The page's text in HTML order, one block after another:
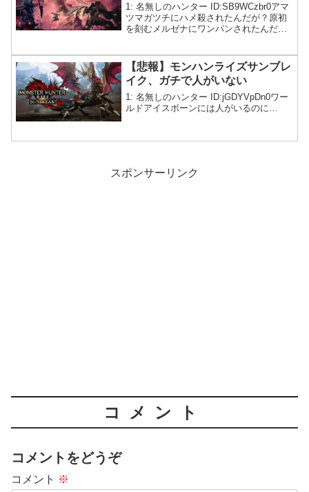
1: 名無しのハンター ID:SB9WCzbr0アマ
ツマガツチにハメ殺されたんだが？原初
を刻むメルゼナにワンパンされたんだ
【悲報】モンハンライズサンブレ
イク、ガチで人がいない
1: 名無しのハンター ID:jGDYVpDn0ワー
ルドアイスボーンには人がいるのに…
スポンサーリンク
コメント
コメントをどうぞ
コメント ※